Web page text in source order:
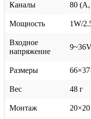
Каналы 80
Мощность 1W/
Входное
напряжение
Размеры
Вес 48 г
Монтаж